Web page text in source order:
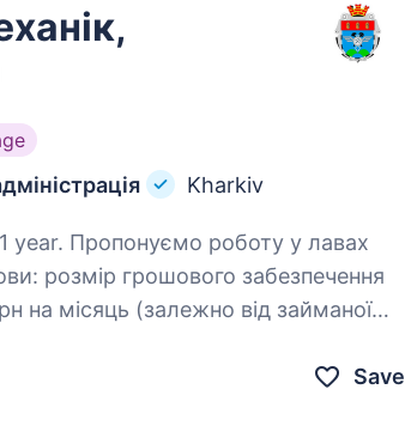
Kharkiv
у лавах
на місяць (залежно від займаної
Save